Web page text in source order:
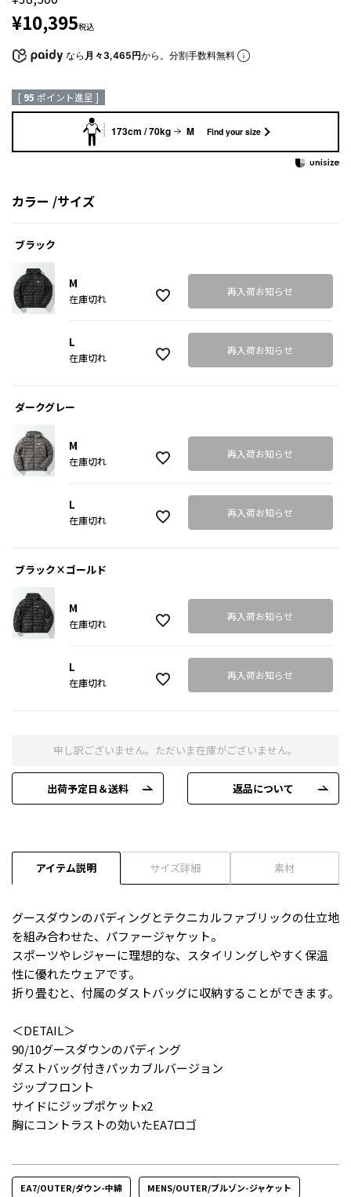
¥10,395税込
なら 月々3,465円から。分割手数料無料
[ 95 ポイント進呈 ]
173cm / 70kg M Find your size
カラー サイズ
ブラック
M
在庫切れ
再入荷お知らせ
L
在庫切れ
再入荷お知らせ
ダークグレー
M
在庫切れ
再入荷お知らせ
L
在庫切れ
再入荷お知らせ
ブラック×ゴールド
M
在庫切れ
再入荷お知らせ
L
在庫切れ
再入荷お知らせ
申し訳ございません。ただいま在庫がございません。
出荷予定日＆送料 返品について
アイテム説明 サイズ詳細 素材
グースダウンのパディングとテクニカルファブリックの仕立地
を組み合わせた、パファージャケット。
スポーツやレジャーに理想的な、スタイリングしやすく保温
性に優れたウェアです。
折り畳むと、付属のダストバッグに収納することができます。
＜DETAIL＞
90/10グースダウンのパディング
ダストバッグ付きパッカブルバージョン
ジップフロント
サイドにジップポケットx2
胸にコントラストの効いたEA7ロゴ
EA7/OUTER/ダウン-中綿 MENS/OUTER/ブルゾン-ジャケット